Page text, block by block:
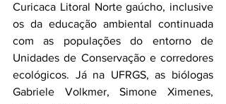
Curicaca Litoral Norte gaúcho, inclusive
os da educação ambiental continuada
com as populações do entorno de
Unidades de Conservação e corredores
ecológicos. Já na UFRGS, as biólogas
Gabriele Volkmer, Simone Ximenes,